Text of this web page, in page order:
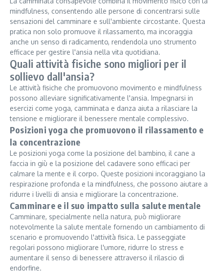
mindfulness, consentendo alle persone di concentrarsi sulle
sensazioni del camminare e sull'ambiente circostante. Questa
pratica non solo promuove il rilassamento, ma incoraggia
anche un senso di radicamento, rendendola uno strumento
efficace per gestire l'ansia nella vita quotidiana.
Quali attività fisiche sono migliori per il
sollievo dall'ansia?
Le attività fisiche che promuovono movimento e mindfulness
possono alleviare significativamente l'ansia. Impegnarsi in
esercizi come yoga, camminata e danza aiuta a rilasciare la
tensione e migliorare il benessere mentale complessivo.
Posizioni yoga che promuovono il rilassamento e
la concentrazione
Le posizioni yoga come la posizione del bambino, il cane a
faccia in giù e la posizione del cadavere sono efficaci per
calmare la mente e il corpo. Queste posizioni incoraggiano la
respirazione profonda e la mindfulness, che possono aiutare a
ridurre i livelli di ansia e migliorare la concentrazione.
Camminare e il suo impatto sulla salute mentale
Camminare, specialmente nella natura, può migliorare
notevolmente la salute mentale fornendo un cambiamento di
scenario e promuovendo l'attività fisica. Le passeggiate
regolari possono migliorare l'umore, ridurre lo stress e
aumentare il senso di benessere attraverso il rilascio di
endorfine.